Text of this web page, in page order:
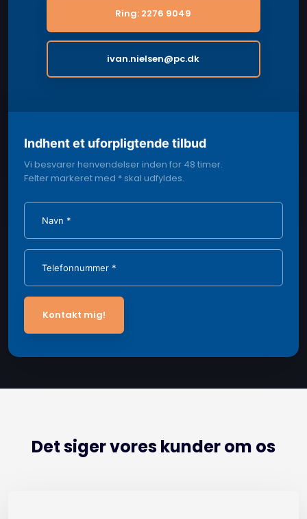
Ring: 2276 9049
ivan.nielsen@pc.dk
Indhent et uforpligtende tilbud
Vi besvarer henvendelser inden for 48 timer.
​Felter markeret med * skal udfyldes.
Det siger vores kunder om os​